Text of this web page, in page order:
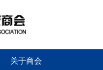
关于商会